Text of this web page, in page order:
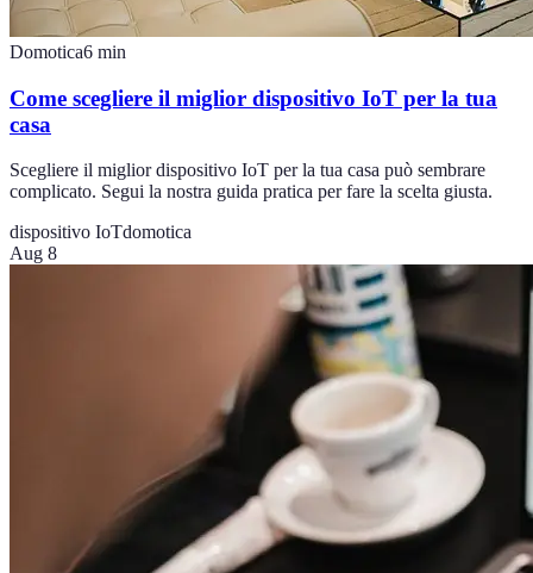
Domotica6 min
Come scegliere il miglior dispositivo IoT per la tua
casa
Scegliere il miglior dispositivo IoT per la tua casa può sembrare
complicato. Segui la nostra guida pratica per fare la scelta giusta.
dispositivo IoTdomotica
Aug 8